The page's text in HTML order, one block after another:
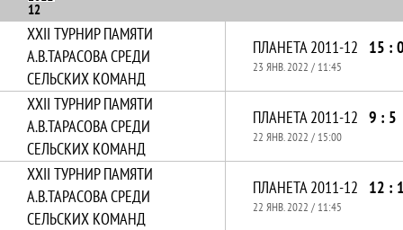
ХХII ТУРНИР ПАМЯТИ
А.В.ТАРАСОВА СРЕДИ
СЕЛЬСКИХ КОМАНД
ПЛАНЕТА 2011-12 15 :
23 ЯНВ. 2022 / 11:45
ХХII ТУРНИР ПАМЯТИ
А.В.ТАРАСОВА СРЕДИ
СЕЛЬСКИХ КОМАНД
ПЛАНЕТА 2011-12 9 : 5
22 ЯНВ. 2022 / 15:00
ХХII ТУРНИР ПАМЯТИ
А.В.ТАРАСОВА СРЕДИ
СЕЛЬСКИХ КОМАНД
ПЛАНЕТА 2011-12 12 :
22 ЯНВ. 2022 / 11:45